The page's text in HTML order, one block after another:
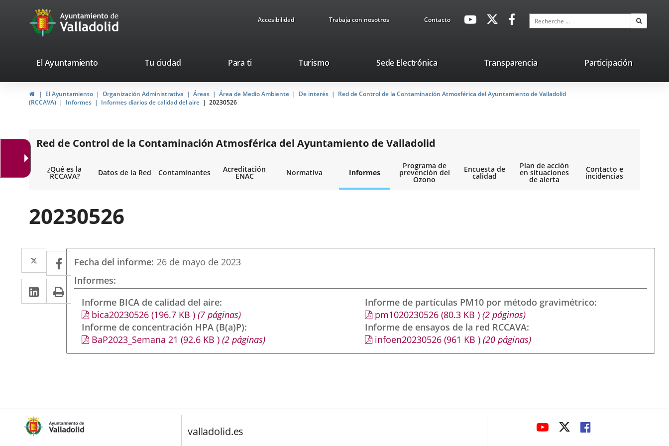
Portal
Web
Ayuntamiento
de
Valladolid
Accesibilidad Trabaja con nosotros ContactoavaHeaderSocial
Enlace
externa.
Enlace
aplicación
externa.
Enlace
aplicación
externa.
Recherche
valladolid.es
El Ayuntamiento Tu ciudad Para ti TurismoEste
se
abrirá
nueva.
Sede ElectrónicaEnlace
una
aplicación
Transparencia Participación
InicioEl Ayuntamiento Organización Administrativa Áreas Área de Medio Ambiente De interés
Red de Control de la Contaminación Atmosférica del Ayuntamiento de Valladolid
(RCCAVA)
Informes Informes diarios de calidad del aire 20230526
Red de Control de la Contaminación Atmosférica del Ayuntamiento de Valladolid
¿Qué es la
RCCAVA? Datos de la Red Contaminantes Acreditación
ENAC Normativa Informes
Programa de
prevención del
Ozono
Encuesta de
calidad
Plan de acción
en situaciones
de alerta
Contacto e
incidencias
20230526
Twitter
Enlace
a
una
aplicación
externa.
Facebook
Enlace
a
una
aplicación
externa.
LinkedIn
Enlace
a
aplicación
externa.
Imprimir
Fecha del informe 26 de mayo de 2023
Informes
Informe BICA de calidad del aire
bica20230526(196.7 KB )(7 páginas)
Informe de concentración HPA (B(a)P)
BaP2023_Semana 21 (92.6 KB )(2 páginas)
Informe de partículas PM10 por método gravimétrico
pm1020230526 (80.3 KB) (2 páginas)
Informe de ensayos de la red RCCAVA
infoen20230526 (961 KB) (20 páginas)
valladolid.es
ENLACEENLACEENLACE